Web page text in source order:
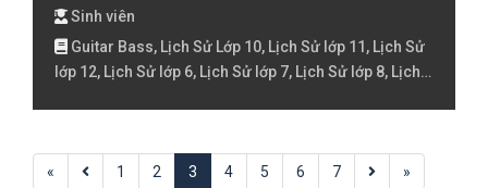
NộiSinh viên
Guitar Bass, Lịch Sử Lớp 10, Lịch Sử lớp 11, Lịch Sử
lớp 12, Lịch Sử lớp 6, Lịch Sử lớp 7, Lịch Sử lớp 8, Lịch
online, Đàn Guitar
« 1 2 3 4 5 6 7 »